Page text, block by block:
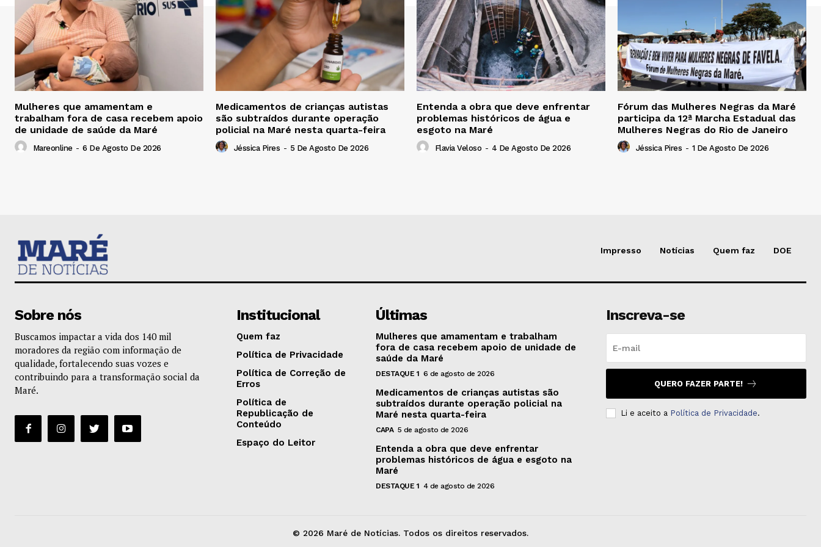
Mulheres que amamentam e
trabalham fora de casa recebem apoio
de unidade de saúde da Maré
Mareonline - 6 De Agosto De 2026
Medicamentos de crianças autistas
são subtraídos durante operação
policial na Maré nesta quarta-feira
Jéssica Pires - 5 De Agosto De 2026
Entenda a obra que deve enfrentar
problemas históricos de água e
esgoto na Maré
Flavia Veloso - 4 De Agosto De 2026
Fórum das Mulheres Negras da Maré
participa da 12ª Marcha Estadual das
Mulheres Negras do Rio de Janeiro
Jéssica Pires - 1 De Agosto De 2026
Impresso Notícias Quem faz DOE
Sobre nós
Buscamos impactar a vida dos 140 mil
moradores da região com informação de
qualidade, fortalecendo suas vozes e
contribuindo para a transformação social da
Maré.
Institucional
Quem faz
Política de Privacidade
Política de Correção de
Erros
Política de
Republicação de
Conteúdo
Espaço do Leitor
Últimas
Mulheres que amamentam e trabalham
fora de casa recebem apoio de unidade de
saúde da Maré
DESTAQUE 1 6 de agosto de 2026
Medicamentos de crianças autistas são
subtraídos durante operação policial na
Maré nesta quarta-feira
CAPA 5 de agosto de 2026
Entenda a obra que deve enfrentar
problemas históricos de água e esgoto na
Maré
DESTAQUE 1 4 de agosto de 2026
Inscreva-se
QUERO FAZER PARTE!
Li e aceito a Política de Privacidade.
© 2026 Maré de Notícias. Todos os direitos reservados.